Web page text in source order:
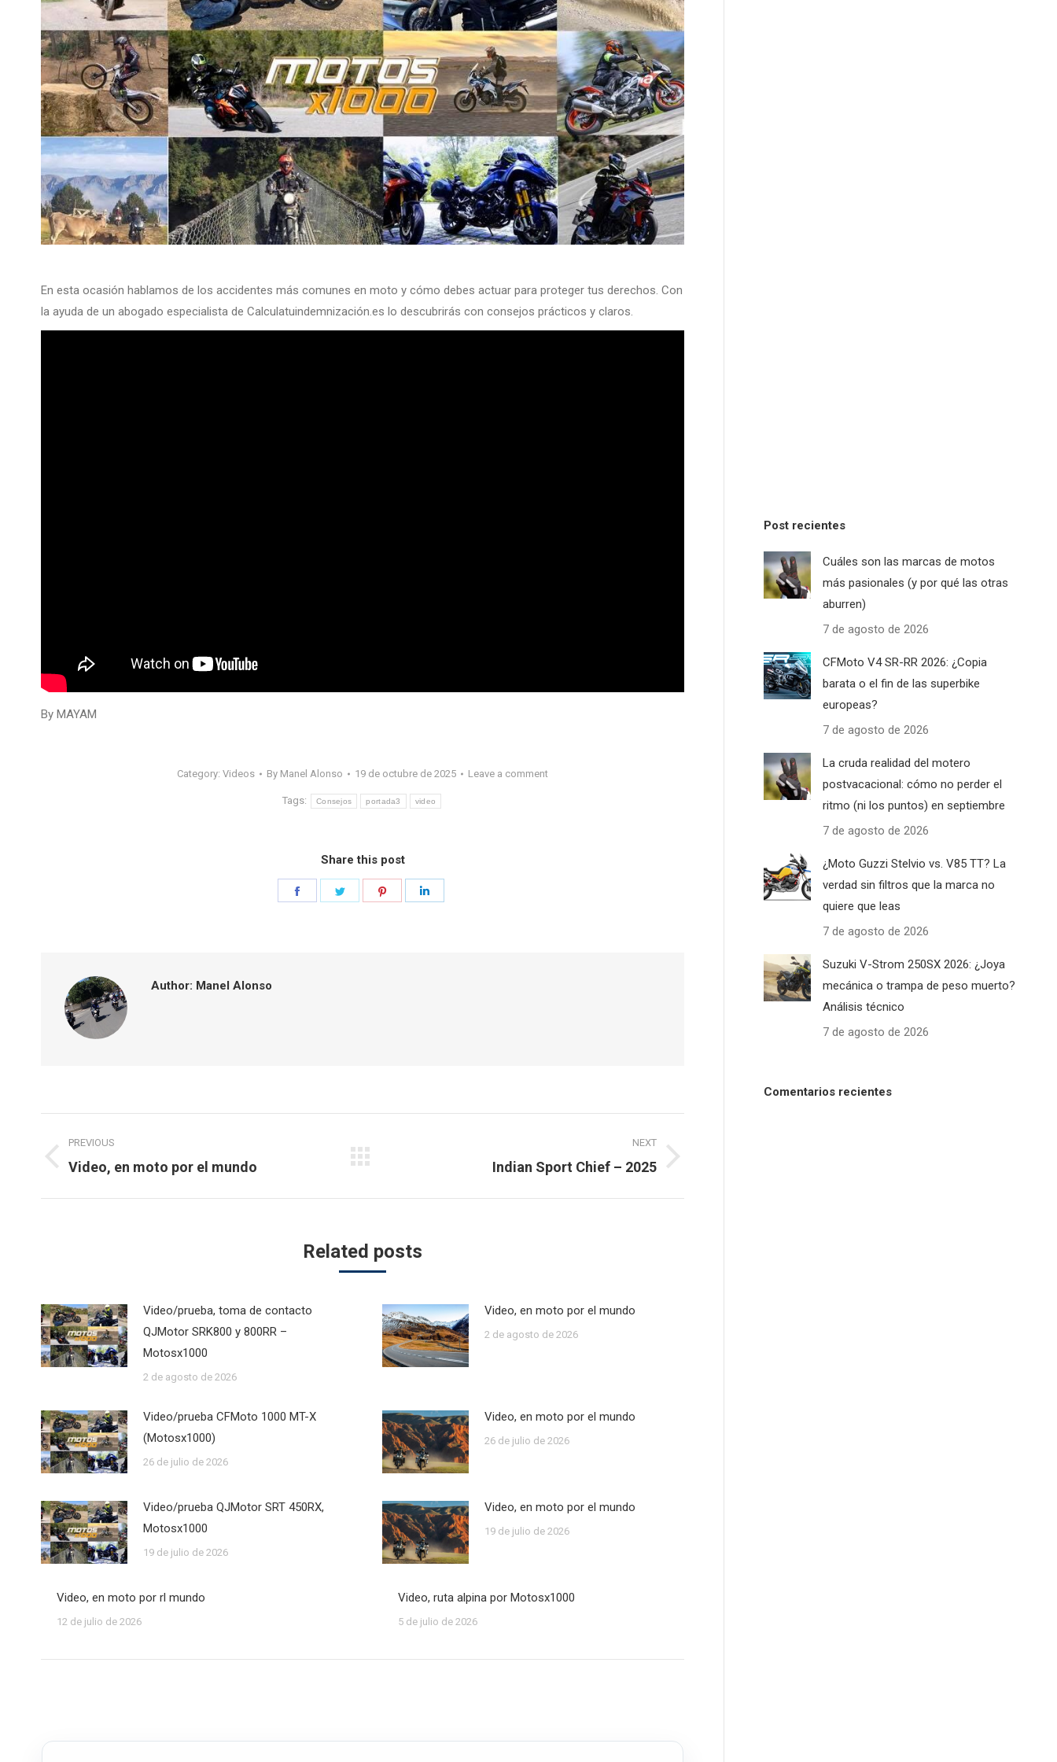
En esta ocasión hablamos de los accidentes más comunes en moto y cómo debes actuar para proteger tus derechos. Con
la ayuda de un abogado especialista de Calculatuindemnización.es lo descubrirás con consejos prácticos y claros.
By MAYAM
Category:Videos By Manel Alonso 19 de octubre de 2025 Leave a comment
Tags: Consejos portada3 video
Share this post
Share
Author: Manel Alonso
navigation
PREVIOUS
Previous
Video, en moto por el mundo
NEXT
Indian Sport Chief – 2025
Related posts
Video/prueba, toma de contacto
QJMotor SRK800 y 800RR –
Motosx1000
2 de agosto de 2026
Video, en moto por el mundo
2 de agosto de 2026
Video/prueba CFMoto 1000 MT-X
(Motosx1000)
26 de julio de 2026
Video, en moto por el mundo
26 de julio de 2026
Video/prueba QJMotor SRT 450RX,
Motosx1000
19 de julio de 2026
Video, en moto por el mundo
19 de julio de 2026
Video, en moto por rl mundo
12 de julio de 2026
Video, ruta alpina por Motosx1000
5 de julio de 2026
Post recientes
Cuáles son las marcas de motos
más pasionales (y por qué las otras
aburren)
7 de agosto de 2026
CFMoto V4 SR-RR 2026: ¿Copia
barata o el fin de las superbike
europeas?
7 de agosto de 2026
La cruda realidad del motero
postvacacional: cómo no perder el
ritmo (ni los puntos) en septiembre
7 de agosto de 2026
¿Moto Guzzi Stelvio vs. V85 TT? La
verdad sin filtros que la marca no
quiere que leas
7 de agosto de 2026
Suzuki V-Strom 250SX 2026: ¿Joya
mecánica o trampa de peso muerto?
Análisis técnico
7 de agosto de 2026
Comentarios recientes